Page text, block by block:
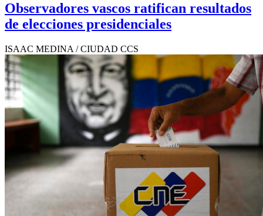
Observadores vascos ratifican resultados
de elecciones presidenciales
ISAAC MEDINA / CIUDAD CCS